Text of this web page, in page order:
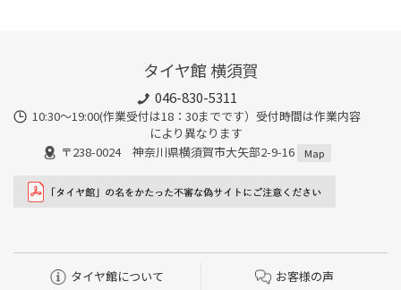
タイヤ館 横須賀
046-830-5311
10:30～19:00(作業受付は18：30までです）受付時間は作業内容
により異なります
〒238-0024 神奈川県横須賀市大矢部2-9-16
Map
タイヤ館について お客様の声